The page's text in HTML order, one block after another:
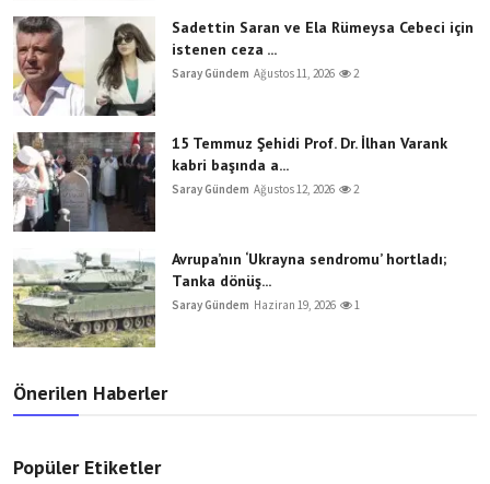
Sadettin Saran ve Ela Rümeysa Cebeci için
istenen ceza ...
Saray Gündem Ağustos 11, 2026 2
15 Temmuz Şehidi Prof. Dr. İlhan Varank
kabri başında a...
Saray Gündem Ağustos 12, 2026 2
Avrupa’nın ‘Ukrayna sendromu’ hortladı;
Tanka dönüş...
Saray Gündem Haziran 19, 2026 1
Önerilen Haberler
Popüler Etiketler